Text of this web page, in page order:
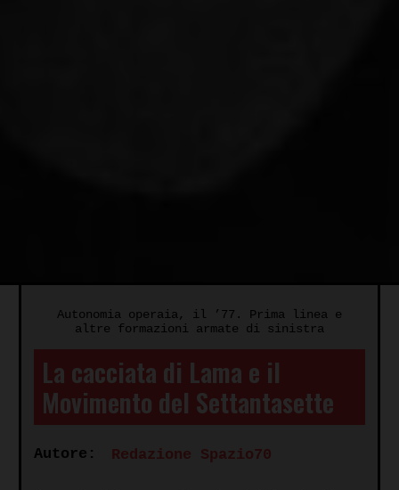
Autonomia operaia, il ’77. Prima linea e
altre formazioni armate di sinistra
La cacciata di Lama e il
Movimento del Settantasette
Autore: Redazione Spazio70